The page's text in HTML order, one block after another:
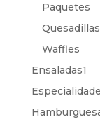
Paquetes
Waffles
Ensaladas1